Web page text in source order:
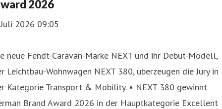
2026
2026 09:05
neue Fendt-Caravan-Marke NEXT und ihr Debüt-Modell,
Leichtbau-Wohnwagen NEXT 380, überzeugen die Jury in
Kategorie Transport & Mobility. • NEXT 380 gewinnt
Brand Award 2026 in der Hauptkategorie Excellent